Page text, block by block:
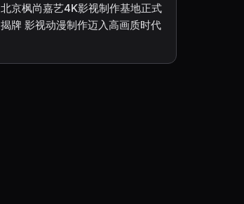
北京枫尚嘉艺4K影视制作基地正式
揭牌 影视动漫制作迈入高画质时代